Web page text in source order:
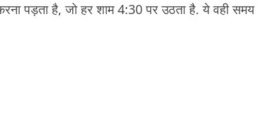
पड़ता है, जो हर शाम 4:30 पर उठता है. ये वही समय